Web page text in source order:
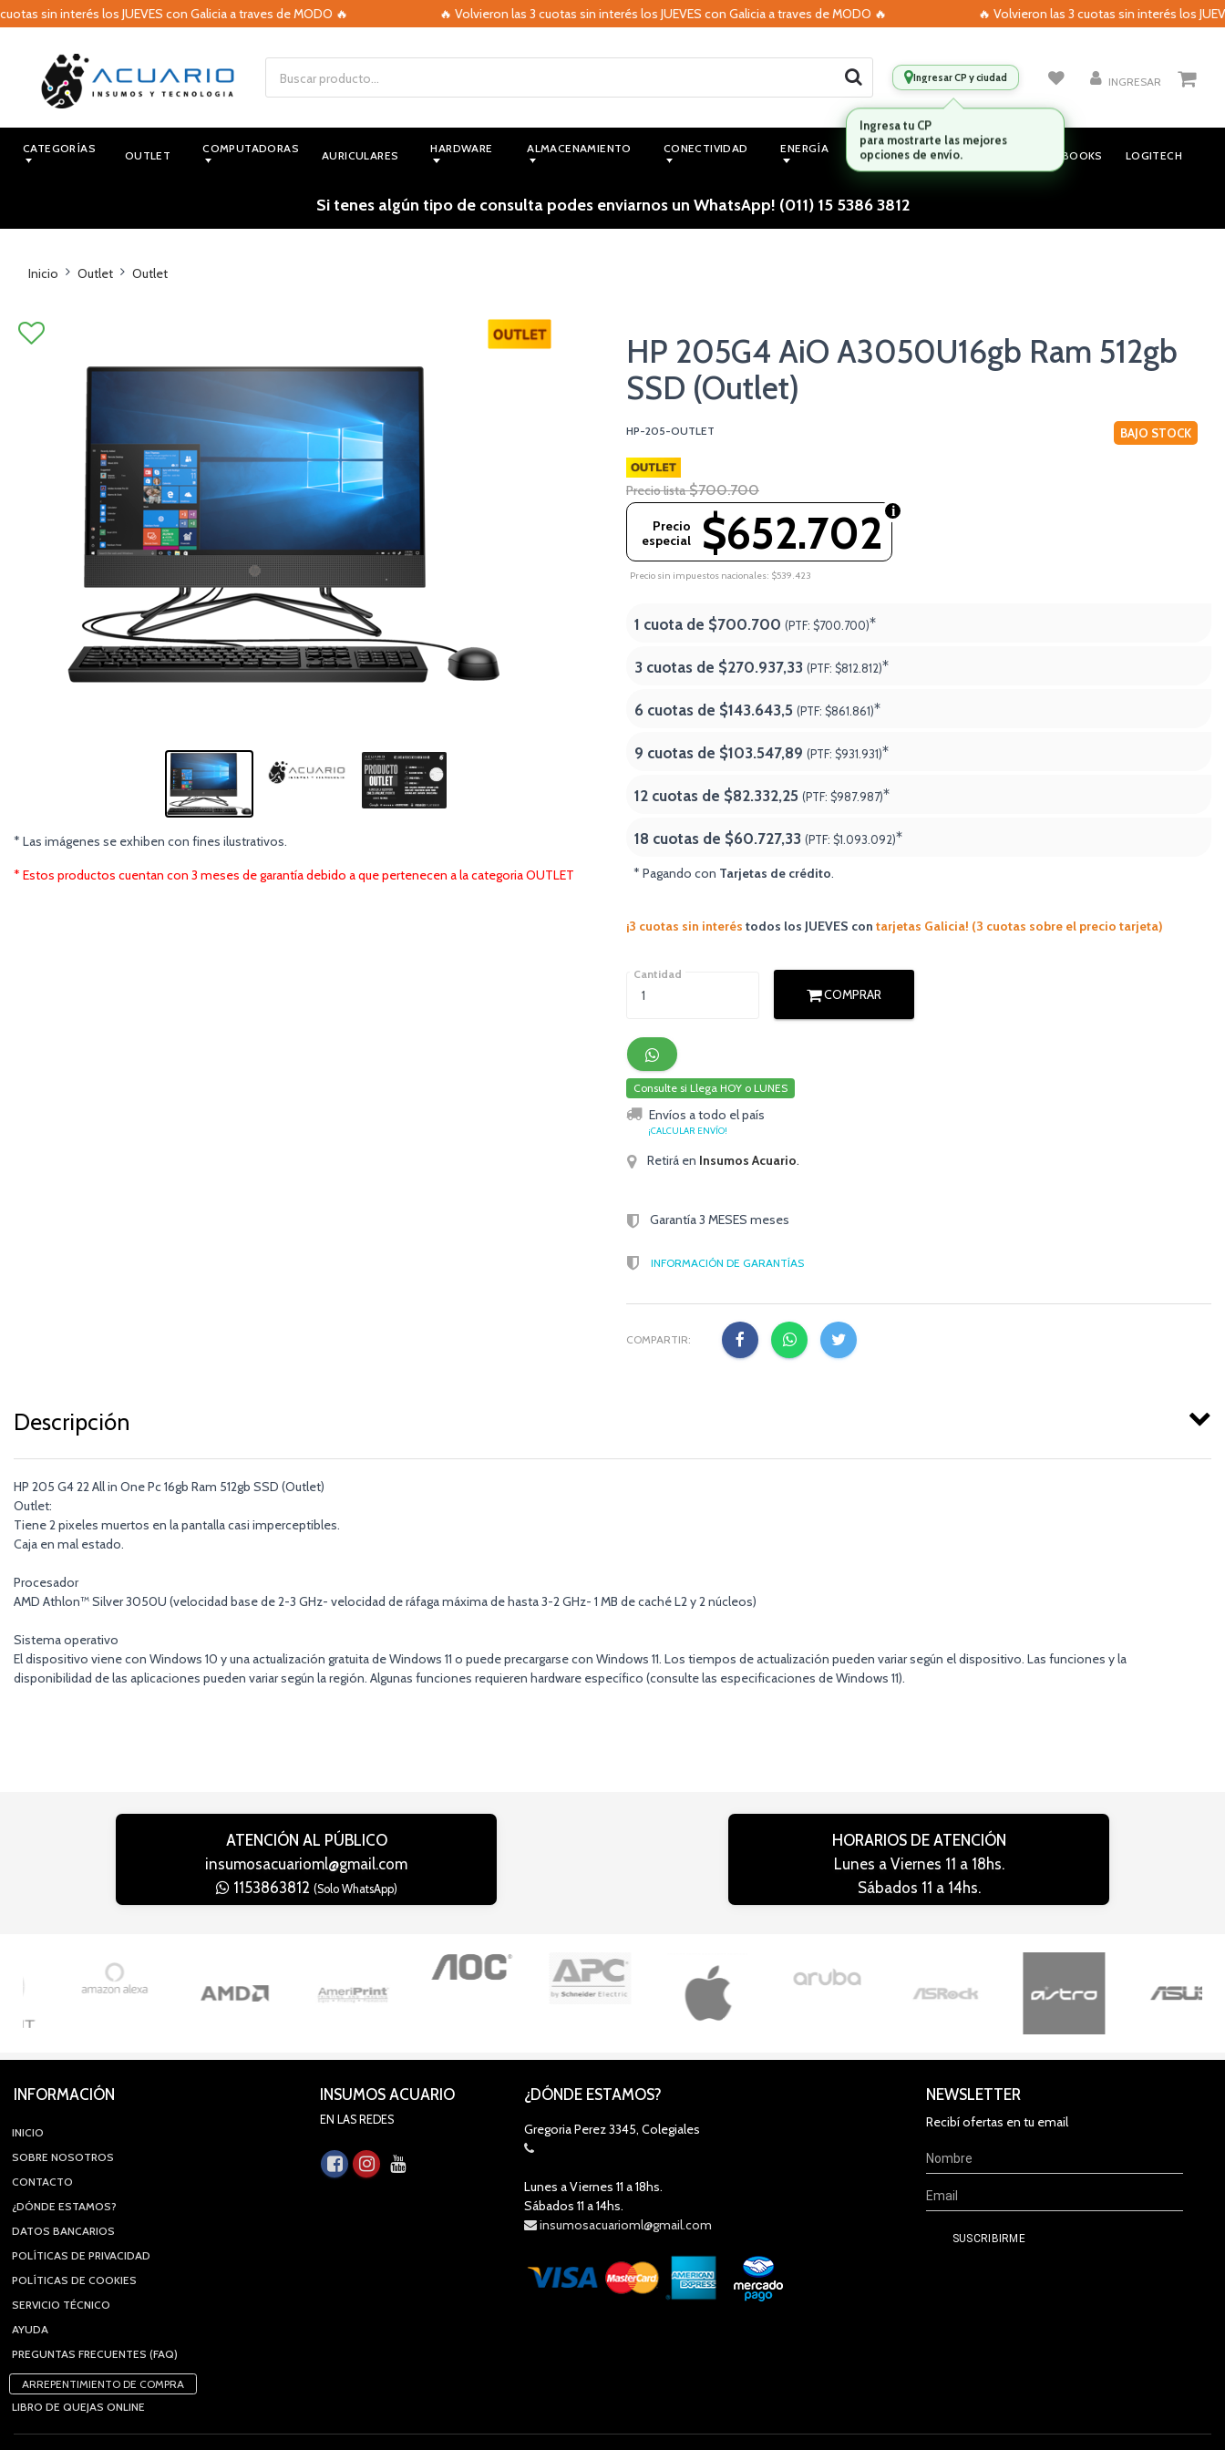
sin interés los JUEVES con Galicia a traves de MODO 🔥 🔥 Volvieron las 3 cuotas sin interés los JUEVES con Galicia a traves de MODO 🔥 🔥 Volvieron las 3 cuotas sin interés los JUEVES
Ingresar CP y ciudad INGRESAR
CATEGORÍAS OUTLET COMPUTADORAS AURICULARES HARDWARE ALMACENAMIENTO CONECTIVIDAD ENERGÍA MONITORES AUDIO NOTEBOOKS LOGITECH
Si tenes algún tipo de consulta podes enviarnos un WhatsApp! (011) 15 5386 3812
Inicio Outlet Outlet
* Las imágenes se exhiben con fines ilustrativos.
* Estos productos cuentan con 3 meses de garantía debido a que pertenecen a la categoria OUTLET
HP 205G4 AiO A3050U16gb Ram 512gb
SSD (Outlet)
HP-205-OUTLET BAJO STOCK
Precio lista $700.700
$652.702
Precio
especial
Precio sin impuestos nacionales: $539.423
1 cuota de $700.700 (PTF: $700.700)*
3 cuotas de $270.937,33 (PTF: $812.812)*
6 cuotas de $143.643,5 (PTF: $861.861)*
9 cuotas de $103.547,89 (PTF: $931.931)*
12 cuotas de $82.332,25 (PTF: $987.987)*
18 cuotas de $60.727,33 (PTF: $1.093.092)*
* Pagando con Tarjetas de crédito.
¡3 cuotas sin interés todos los JUEVES con tarjetas Galicia! (3 cuotas sobre el precio tarjeta)
Cantidad
COMPRAR
Consulte si Llega HOY o LUNES
Envíos a todo el país
¡CALCULAR ENVÍO!
Retirá en Insumos Acuario.
Garantía 3 MESES meses
INFORMACIÓN DE GARANTÍAS
COMPARTIR:
Descripción
HP 205 G4 22 All in One Pc 16gb Ram 512gb SSD (Outlet)
Outlet:
Tiene 2 pixeles muertos en la pantalla casi imperceptibles.
Caja en mal estado.
Procesador
AMD Athlon™ Silver 3050U (velocidad base de 2-3 GHz- velocidad de ráfaga máxima de hasta 3-2 GHz- 1 MB de caché L2 y 2 núcleos)
Sistema operativo
El dispositivo viene con Windows 10 y una actualización gratuita de Windows 11 o puede precargarse con Windows 11. Los tiempos de actualización pueden variar según el dispositivo. Las funciones y la
disponibilidad de las aplicaciones pueden variar según la región. Algunas funciones requieren hardware específico (consulte las especificaciones de Windows 11).
ATENCIÓN AL PÚBLICO
insumosacuarioml@gmail.com
1153863812 (Solo WhatsApp)
HORARIOS DE ATENCIÓN
Lunes a Viernes 11 a 18hs.
Sábados 11 a 14hs.
INFORMACIÓN
INICIO
SOBRE NOSOTROS
CONTACTO
¿DÓNDE ESTAMOS?
DATOS BANCARIOS
POLÍTICAS DE PRIVACIDAD
POLÍTICAS DE COOKIES
SERVICIO TÉCNICO
AYUDA
PREGUNTAS FRECUENTES (FAQ)
ARREPENTIMIENTO DE COMPRA
LIBRO DE QUEJAS ONLINE
INSUMOS ACUARIO
EN LAS REDES
¿DÓNDE ESTAMOS?
Gregoria Perez 3345, Colegiales
Lunes a Viernes 11 a 18hs.
Sábados 11 a 14hs.
insumosacuarioml@gmail.com
NEWSLETTER
Recibí ofertas en tu email